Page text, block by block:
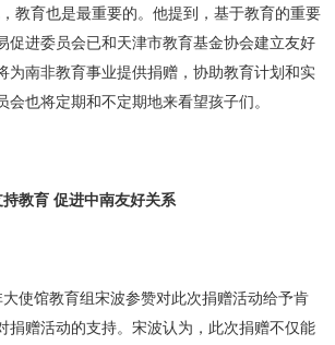
教育也是最重要的。他提到，基于教育的重要
促进委员会已和天津市教育基金协会建立友好
为南非教育事业提供捐赠，协助教育计划和实
会也将定期和不定期地来看望孩子们。
教育 促进中南友好关系
馆教育组宋波参赞对此次捐赠活动给予肯
捐赠活动的支持。宋波认为，此次捐赠不仅能